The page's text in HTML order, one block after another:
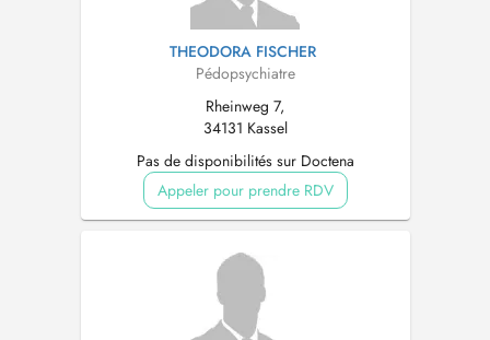
THEODORA FISCHER
Pédopsychiatre
Rheinweg 7,
34131 Kassel
Pas de disponibilités sur Doctena
Appeler pour prendre RDV